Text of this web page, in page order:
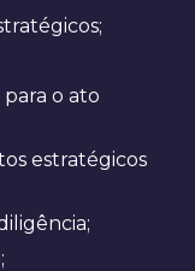
o ato
estratégicos